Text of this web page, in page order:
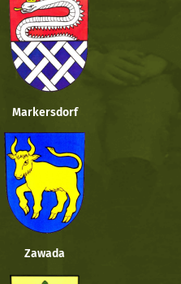
Markersdorf
Zawada